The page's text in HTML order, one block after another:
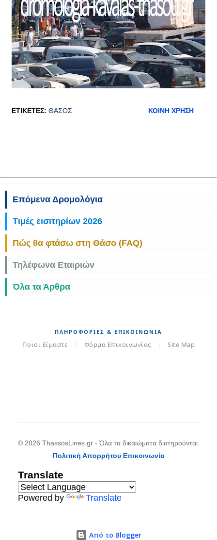
ΕΤΙΚΈΤΕΣ: ΘΆΣΟΣ ΚΟΙΝΉ ΧΡΉΣΗ
Επόμενα Δρομολόγια
Τιμές εισιτηρίων 2026
Πώς θα φτάσω στη Θάσο (FAQ)
Τηλέφωνα Εταιριών
Όλα τα Άρθρα
ΠΛΗΡΟΦΟΡΊΕΣ & ΕΠΙΚΟΙΝΩΝΊΑ
Ποιοι Είμαστε | Φόρμα Επικοινωνίας | Site Map
© 2026 ThassosLines.gr - Όλα τα δικαιώματα διατηρούνται.
Πολιτική Απορρήτου|Επικοινωνία
Translate
Powered by Translate
Από το Blogger